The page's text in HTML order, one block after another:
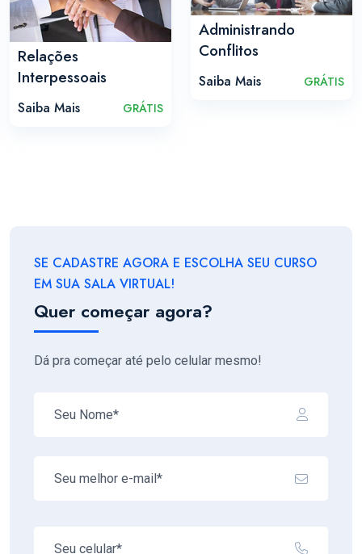
Relações
Interpessoais
Saiba Mais GRÁTIS
Administrando
Conflitos
Saiba Mais GRÁTIS
SE CADASTRE AGORA E ESCOLHA SEU CURSO
EM SUA SALA VIRTUAL!
Quer começar agora?
Dá pra começar até pelo celular mesmo!